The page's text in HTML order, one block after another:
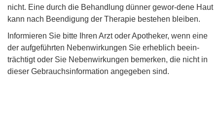
nicht. Eine durch die Behandlung dünner gewor-dene Haut
kann nach Beendigung der Therapie bestehen bleiben.
Informieren Sie bitte Ihren Arzt oder Apotheker, wenn eine
der aufgeführten Nebenwirkungen Sie erheblich beein-
trächtigt oder Sie Nebenwirkungen bemerken, die nicht in
dieser Gebrauchsinformation angegeben sind.